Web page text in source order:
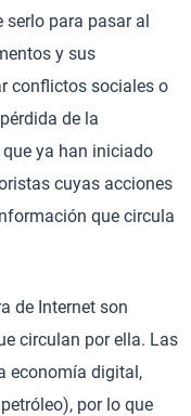
serlo para pasar al
y sus
conflictos sociales o
de la
ya han iniciado
cuyas acciones
que circula
de Internet son
circulan por ella. Las
economía digital,
por lo que